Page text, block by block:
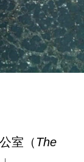
室（ The